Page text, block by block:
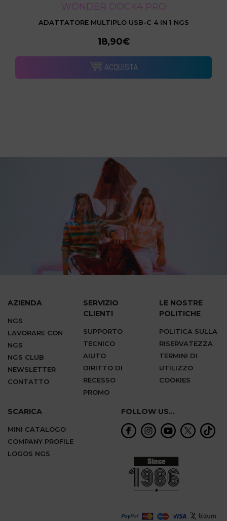
WONDER DOCK4 PRO
ADATTATORE MULTIPLO USB-C 4 IN 1 NGS
18,90€
ACQUISTA
AZIENDA
NGS
LAVORARE CON
NGS
NGS CLUB
NEWSLETTER
CONTATTO
SERVIZIO
CLIENTI
SUPPORTO
TECNICO
AIUTO
DIRITTO DI
RECESSO
PROMO
LE NOSTRE
POLITICHE
POLITICA SULLA
RISERVATEZZA
TERMINI DI
UTILIZZO
COOKIES
SCARICA
MINI CATALOGO
COMPANY PROFILE
LOGOS NGS
FOLLOW US...